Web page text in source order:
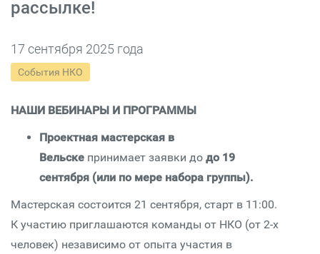
рассылке!
17 сентября 2025 года
События НКО
НАШИ ВЕБИНАРЫ И ПРОГРАММЫ
Проектная мастерская в
Вельске принимает заявки до до 19
сентября (или по мере набора группы).
Мастерская состоится 21 сентября, старт в 11:00.
К участию приглашаются команды от НКО (от 2-х
человек) независимо от опыта участия в